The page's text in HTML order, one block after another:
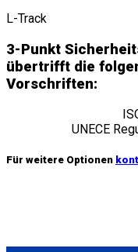
L-Track
3-Punkt
übertrifft die
Vorschriften:
UNECE
Für weitere Optionen